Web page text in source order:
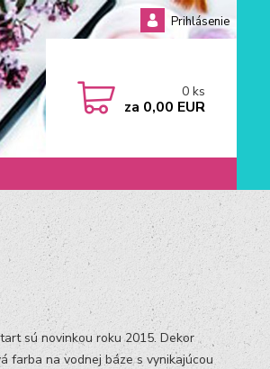
Prihlásenie
0ks
za 0,00 EUR
sú novinkou roku 2015. Dekor
farba na vodnej báze s vynikajúcou